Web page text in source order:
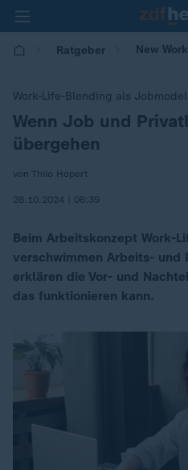
Ratgeber New
Work-Life-Blending als
:
Wenn Job und
übergehen
von Thilo Hopert
28.10.2024 | 06:39
Beim Arbeitskonzept Work-
verschwimmen Arbeits- und
erklären die Vor- und
das funktionieren kann.